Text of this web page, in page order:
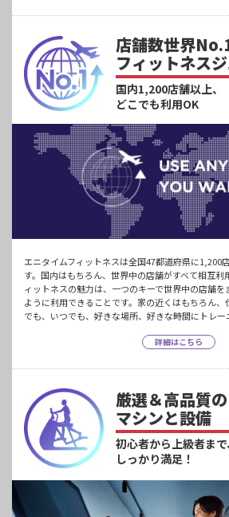
店舗数世界
フィットネスジ
国内1,200店舗以上、
どこでも利用OK
エニタイムフィットネスは全国47都道府県に1,200
す。国内はもちろん、世界中の店舗がすべて相互利
ィットネスの魅力は、一つのキーで世界中の店舗
ように利用できることです。家の近くはもちろん
でも、いつでも、好きな場所、好きな時間にトレー
詳細はこちら
厳選＆高品質の
マシンと設備
初心者から上級者まで
しっかり満足！